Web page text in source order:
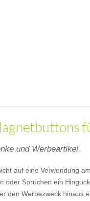
und Werbeartikel.
auf eine Verwendung
oder Sprüchen ein
den Werbezweck hinaus